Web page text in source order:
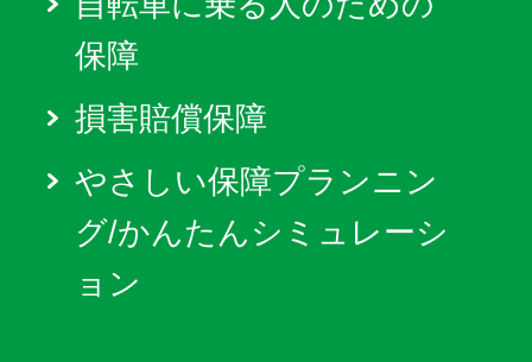
保障
損害賠償保障
やさしい保障プランニン
グ/かんたんシミュレーシ
ョン